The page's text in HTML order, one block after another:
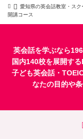
愛知県の英会話教室・スク
開講コース
英会話を学ぶなら
国内140校を展開する
子ども英会話・
なたの目的や